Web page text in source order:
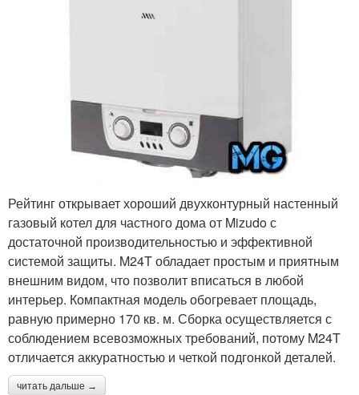
Рейтинг открывает хороший двухконтурный настенный
газовый котел для частного дома от Mizudo с
достаточной производительностью и эффективной
системой защиты. M24T обладает простым и приятным
внешним видом, что позволит вписаться в любой
интерьер. Компактная модель обогревает площадь,
равную примерно 170 кв. м. Сборка осуществляется с
соблюдением всевозможных требований, потому M24T
отличается аккуратностью и четкой подгонкой деталей.
читать дальше →